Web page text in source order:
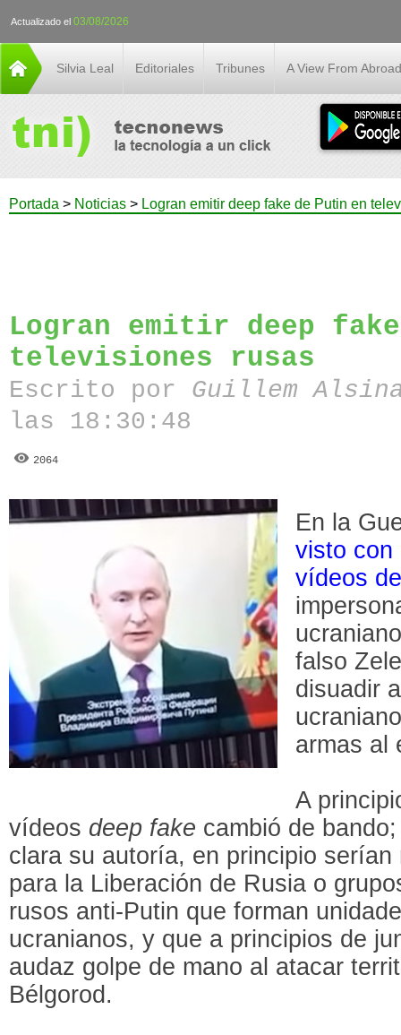
Actualizado el 03/08/2026
Silvia Leal Editoriales Tribunes A View From Abroad
Portada > Noticias > Logran emitir deep fake de Putin en
Logran emitir deep
televisiones rusas
Escrito por Guillem
las 18:30:48
2064
En la
visto con
vídeos
falso
disuadir
armas al
A
vídeos deep fake cambió de
clara su autoría, en principio serían
para la Liberación de Rusia o
rusos anti-Putin que forman
ucranianos, y que a principios de
audaz golpe de mano al atacar
Bélgorod.